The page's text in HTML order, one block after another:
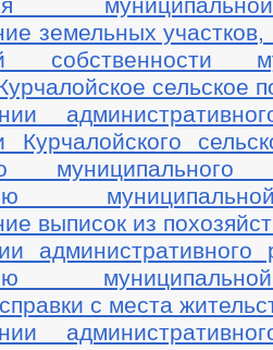
земельных
собственности
сельское
Курчалойского
выписок из
административного
с места